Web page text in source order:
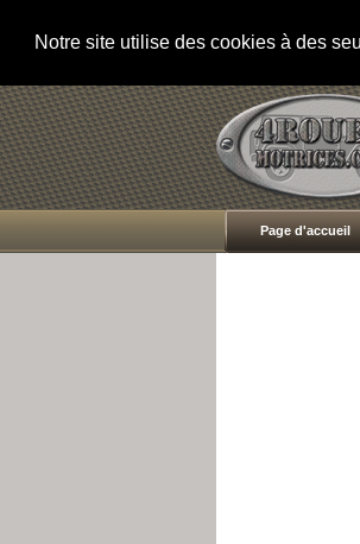
Notre site utilise des cookies à des
Page d'accueil